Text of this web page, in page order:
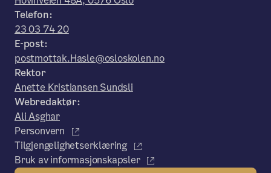
Telefon:
23 03 74 20
E-post:
postmottak.Hasle@osloskolen.no
Rektor
Anette Kristiansen Sundsli
Webredaktør:
Ali Asghar
Personvern
Tilgjengelighetserklæring
Bruk av informasjonskapsler